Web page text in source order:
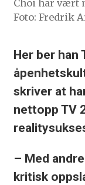
Choi har vært
Foto: Fredrik
Her ber han
skriver at
nettopp TV
– Med
kritisk